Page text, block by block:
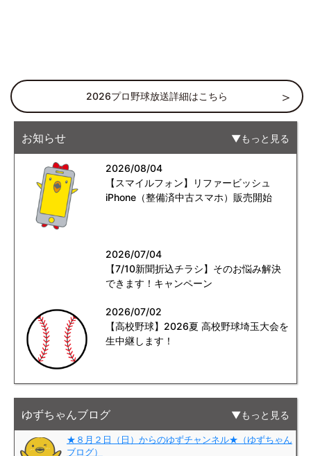
2026プロ野球放送詳細はこちら
お知らせ もっと見る
2026/08/04
【スマイルフォン】リファービッシュ
iPhone（整備済中古スマホ）販売開始
2026/07/04
【7/10新聞折込チラシ】そのお悩み解決
できます！キャンペーン
2026/07/02
【高校野球】2026夏 高校野球埼玉大会を
生中継します！
ゆずちゃんブログ もっと見る